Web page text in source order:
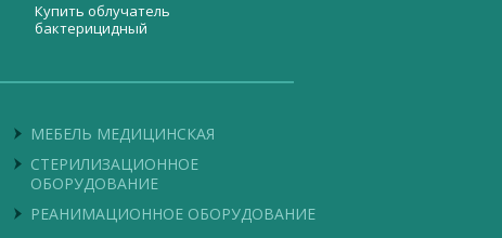
Купить облучатель
бактерицидный
мониторирования
Офтальмоскоп цена
Кресло гинекологическое купить
в украине
Бактерицидный рециркулятор
ОРББ 30х3 MAX EFFECT
Механический детский ростомер
Seca 231
МЕБЕЛЬ МЕДИЦИНСКАЯ
СТЕРИЛИЗАЦИОННОЕ
ОБОРУДОВАНИЕ
РЕАНИМАЦИОННОЕ ОБОРУДОВАНИЕ